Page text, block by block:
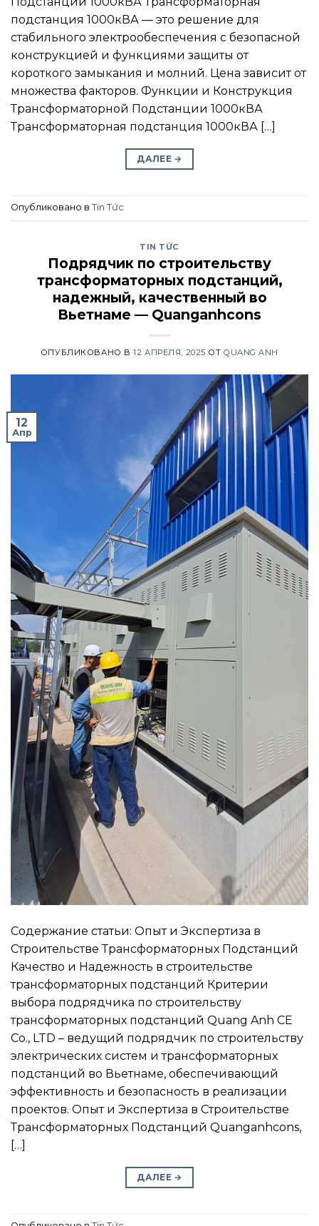
подстанция 1000кВА — это решение для
стабильного электрообеспечения с безопасной
конструкцией и функциями защиты от
короткого замыкания и молний. Цена зависит от
множества факторов. Функции и Конструкция
Трансформаторной Подстанции 1000кВА
Трансформаторная подстанция 1000кВА […]
ДАЛЕЕ →
Опубликовано в Tin Tức
TIN TỨC
Подрядчик по строительству
трансформаторных подстанций,
надежный, качественный во
Вьетнаме — Quanganhcons
ОПУБЛИКОВАНО В12 АПРЕЛЯ, 2025 ОТ QUANG ANH
12
Апр
Содержание статьи: Опыт и Экспертиза в
Строительстве Трансформаторных Подстанций
Качество и Надежность в строительстве
трансформаторных подстанций Критерии
выбора подрядчика по строительству
трансформаторных подстанций Quang Anh CE
Co., LTD – ведущий подрядчик по строительству
электрических систем и трансформаторных
подстанций во Вьетнаме, обеспечивающий
эффективность и безопасность в реализации
проектов. Опыт и Экспертиза в Строительстве
Трансформаторных Подстанций Quanganhcons,
[…]
ДАЛЕЕ →